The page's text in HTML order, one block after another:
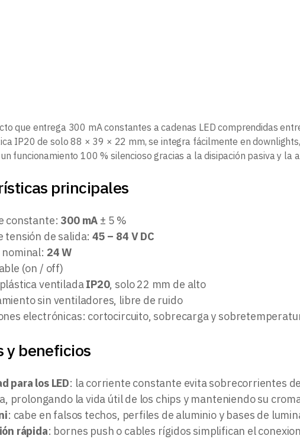
que entrega 300 mA constantes a cadenas LED comprendidas
IP20 de solo 88 × 39 × 22 mm, se integra fácilmente en
funcionamiento 100 % silencioso gracias a la disipación pasiva y la
principales
constante: 300 mA ± 5 %
tensión de salida: 45 – 84 V DC
nominal: 24 W
(on / off)
ventiladaIP20, solo 22 mm de alto
sin ventiladores, libre de ruido
electrónicas: cortocircuito, sobrecarga y
y beneficios
para los LED: la corriente constante evita sobrecorrientes
prolongando la vida útil de los chips y manteniendo su
: cabe en falsos techos, perfiles de aluminio y bases de
rápida: bornes push o cables rígidos simplifican el